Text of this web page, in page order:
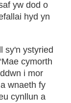
yw dod o
hyd yn
sy'n ystyried
cymorth
i mor
wnaeth fy
cynllun a